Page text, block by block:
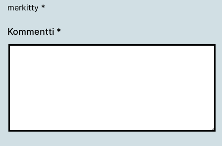
merkitty *
Kommentti *